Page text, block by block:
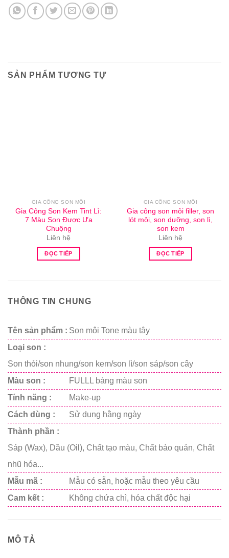
SẢN PHẨM TƯƠNG TỰ
GIA CÔNG SON MÔI
Gia Công Son Kem Tint Lì:
7 Màu Son Được Ưa
Chuộng
Liên hệ
ĐỌC TIẾP
GIA CÔNG SON MÔI
Gia công son môi filler, son
lót môi, son dưỡng, son lì,
son kem
Liên hệ
ĐỌC TIẾP
THÔNG TIN CHUNG
Tên sản phẩm : Son môi Tone màu tây
Loại son :
Son thỏi/son nhung/son kem/son lì/son sáp/son cây
Màu son :
FULLL bảng màu son
Tính năng :
Make-up
Cách dùng :
Sử dụng hằng ngày
Thành phần :
Sáp (Wax), Dầu (Oil), Chất tạo màu, Chất bảo quản, Chất
nhũ hóa...
Mẫu mã :
Mẫu có sẵn, hoặc mẫu theo yêu cầu
Cam kết :
Không chứa chì, hóa chất độc hại
MÔ TẢ